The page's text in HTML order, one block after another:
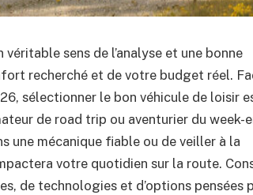
sens de l’analyse et une bonne
recherché et de votre budget réel.
sélectionner le bon véhicule de loisir
de road trip ou aventurier du week-
une mécanique fiable ou de veiller à la
votre quotidien sur la route.
de technologies et d’options pensées